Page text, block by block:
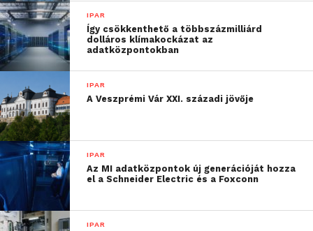
IPAR
Így csökkenthető a többszázmilliárd
dolláros klímakockázat az
adatközpontokban
IPAR
A Veszprémi Vár XXI. századi jövője
IPAR
Az MI adatközpontok új generációját hozza
el a Schneider Electric és a Foxconn
IPAR